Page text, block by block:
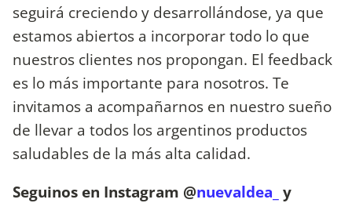
seguirá creciendo y desarrollándose, ya que
estamos abiertos a incorporar todo lo que
nuestros clientes nos propongan. El feedback
es lo más importante para nosotros. Te
invitamos a acompañarnos en nuestro sueño
de llevar a todos los argentinos productos
saludables de la más alta calidad.
Seguinos en Instagram @nuevaldea_ y